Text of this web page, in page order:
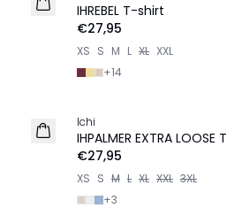
IHREBEL T-shirt
€27,95
XS S M L XL XXL
+14
NEU
Ichi
IHPALMER EXTRA LOOSE
€27,95
XS S M L XL XXL 3XL
+3